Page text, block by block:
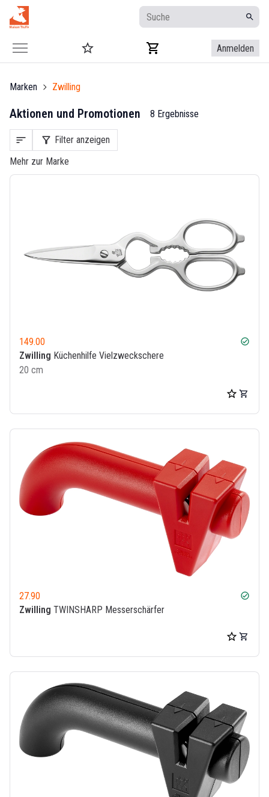
Anmelden
Marken Zwilling
Aktionen und Promotionen 8 Ergebnisse
sort filter_alt Filter anzeigen
Mehr zur Marke
149.00 check_circle
Zwilling Küchenhilfe Vielzweckschere
20 cm
27.90 check_circle
Zwilling TWINSHARP Messerschärfer